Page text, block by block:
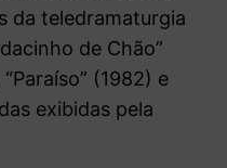
da teledramaturgia
de Chão”
(1982) e
exibidas pela